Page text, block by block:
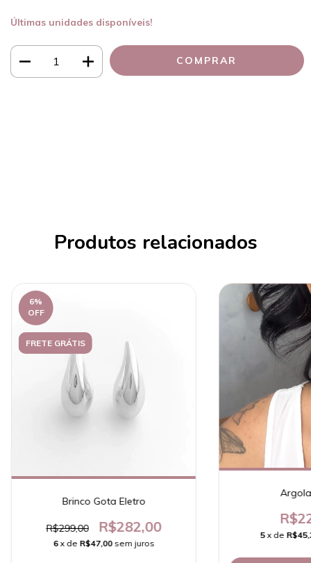
Últimas unidades disponíveis!
Produtos relacionados
6%
OFF
FRETE GRÁTIS
Brinco Gota Eletro
R$299,00 R$282,00
6 x de R$47,00 sem juros
5 x de